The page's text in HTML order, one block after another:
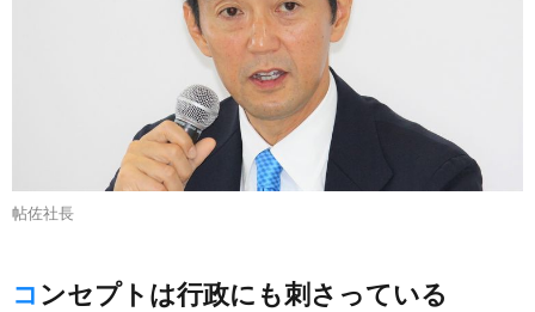
帖佐社長
コンセプトは行政にも刺さっている